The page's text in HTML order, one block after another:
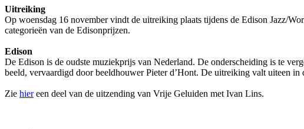
Uitreiking
Op woensdag 16 november vindt de uitreiking plaats tijdens de Edison Jazz/
categorieën van de Edisonprijzen.
Edison
De Edison is de oudste muziekprijs van Nederland. De onderscheiding is te
beeld, vervaardigd door beeldhouwer Pieter d’Hont. De uitreiking valt uiteen
Zie hiereen deel van de uitzending van Vrije Geluiden met Ivan Lins.